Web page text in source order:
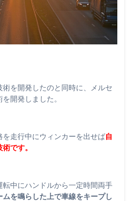
術を開発したのと同時に、メルセ
開発しました。
走行中にウィンカーを出せば自
です。
転中にハンドルから一定時間両手
ムを鳴らした上で車線をキープし